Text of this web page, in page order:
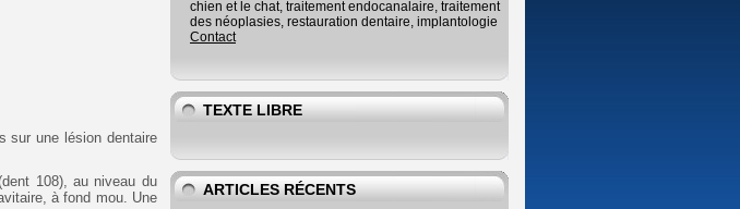
sur une lésion dentaire
108), au niveau du
à fond mou. Une
chien et le chat, traitement endocanalaire, traitement
des néoplasies, restauration dentaire, implantologie
Contact
TEXTE LIBRE
ARTICLES RÉCENTS